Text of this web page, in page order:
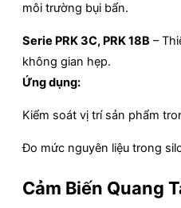
môi trường bụi bẩn.
Serie PRK 3C, PRK 18B –
không gian hẹp.
Ứng dụng:
Kiểm soát vị trí sản phẩm
Đo mức nguyên liệu trong
Cảm Biến Quang